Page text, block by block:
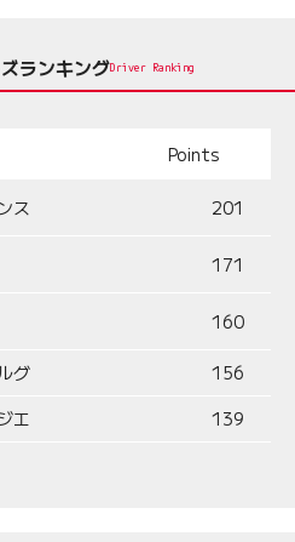
ランキングDriver Ranking
Points
ス 201
171
160
グ
156
エ
139